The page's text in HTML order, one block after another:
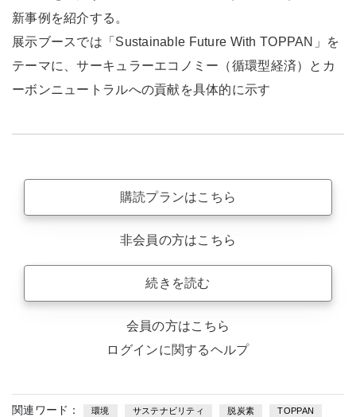
新事例を紹介する。
展示ブースでは「Sustainable Future With TOPPAN」を
テーマに、サーキュラーエコノミー（循環型経済）とカ
ーボンニュートラルへの貢献を具体的に示す
購読プランはこちら
非会員の方はこちら
続きを読む
会員の方はこちら
ログインに関するヘルプ
関連ワード： 環境 サステナビリティ 脱炭素 TOPPAN